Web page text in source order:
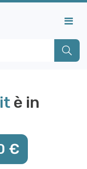
è in
€